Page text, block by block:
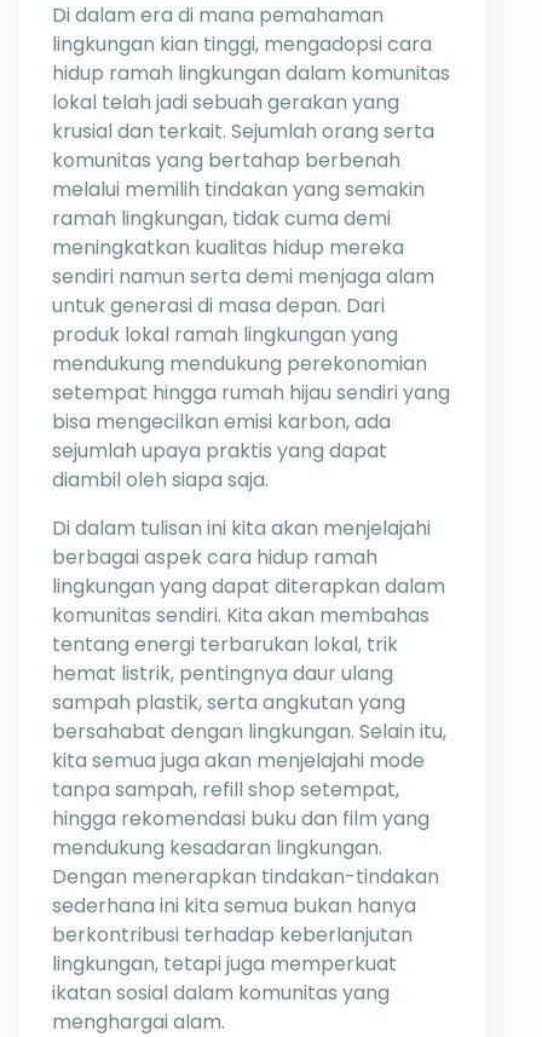
Di dalam era di mana pemahaman
lingkungan kian tinggi, mengadopsi cara
hidup ramah lingkungan dalam komunitas
lokal telah jadi sebuah gerakan yang
krusial dan terkait. Sejumlah orang serta
komunitas yang bertahap berbenah
melalui memilih tindakan yang semakin
ramah lingkungan, tidak cuma demi
meningkatkan kualitas hidup mereka
sendiri namun serta demi menjaga alam
untuk generasi di masa depan. Dari
produk lokal ramah lingkungan yang
mendukung mendukung perekonomian
setempat hingga rumah hijau sendiri yang
bisa mengecilkan emisi karbon, ada
sejumlah upaya praktis yang dapat
diambil oleh siapa saja.
Di dalam tulisan ini kita akan menjelajahi
berbagai aspek cara hidup ramah
lingkungan yang dapat diterapkan dalam
komunitas sendiri. Kita akan membahas
tentang energi terbarukan lokal, trik
hemat listrik, pentingnya daur ulang
sampah plastik, serta angkutan yang
bersahabat dengan lingkungan. Selain itu,
kita semua juga akan menjelajahi mode
tanpa sampah, refill shop setempat,
hingga rekomendasi buku dan film yang
mendukung kesadaran lingkungan.
Dengan menerapkan tindakan-tindakan
sederhana ini kita semua bukan hanya
berkontribusi terhadap keberlanjutan
lingkungan, tetapi juga memperkuat
ikatan sosial dalam komunitas yang
menghargai alam.